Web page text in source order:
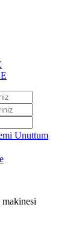
Unuttum
makinesi